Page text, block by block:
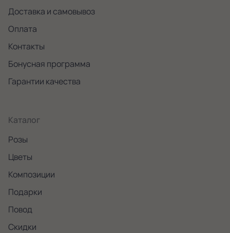
Доставка и самовывоз
Оплата
Контакты
Бонусная программа
Гарантии качества
Каталог
Розы
Цветы
Композиции
Подарки
Повод
Скидки